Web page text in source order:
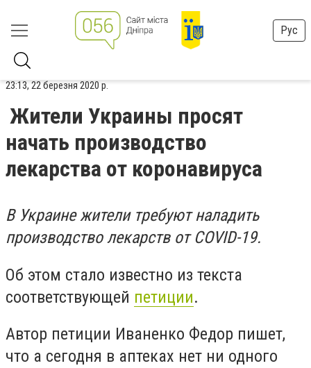
Рус
23:13, 22 березня 2020 р.
Жители Украины просят
начать производство
лекарства от коронавируса
В Украине жители требуют наладить
производство лекарств от COVID-19.
Об этом стало известно из текста
соответствующей петиции.
Автор петиции Иваненко Федор пишет,
что а сегодня в аптеках нет ни одного